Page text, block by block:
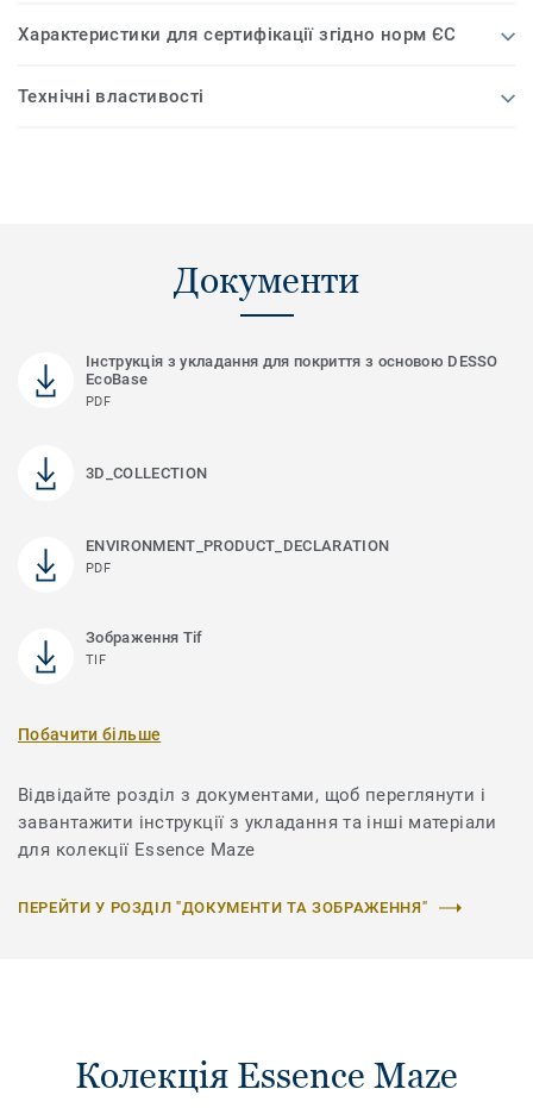
Характеристики для сертифікації згідно норм ЄС
Технічні властивості
Документи
Інструкція з укладання для покриття з основою DESSO
EcoBase
PDF
3D_COLLECTION
ENVIRONMENT_PRODUCT_DECLARATION
PDF
Зображення Tif
TIF
Побачити більше
Відвідайте розділ з документами, щоб переглянути і
завантажити інструкції з укладання та інші матеріали
для колекції Essence Maze
ПЕРЕЙТИ У РОЗДІЛ "ДОКУМЕНТИ ТА ЗОБРАЖЕННЯ"
Колекція Essence Maze